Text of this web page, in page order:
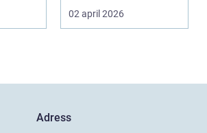
minska smärta, f...
02 april 2026
Adress